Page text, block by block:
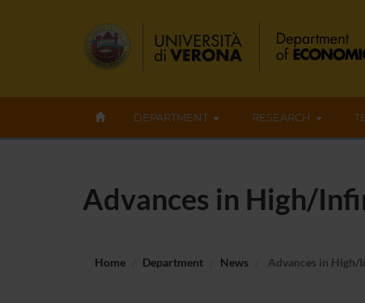
DEPARTMENT RESEARCH
Advances in High/
Home Department News Advances in High/